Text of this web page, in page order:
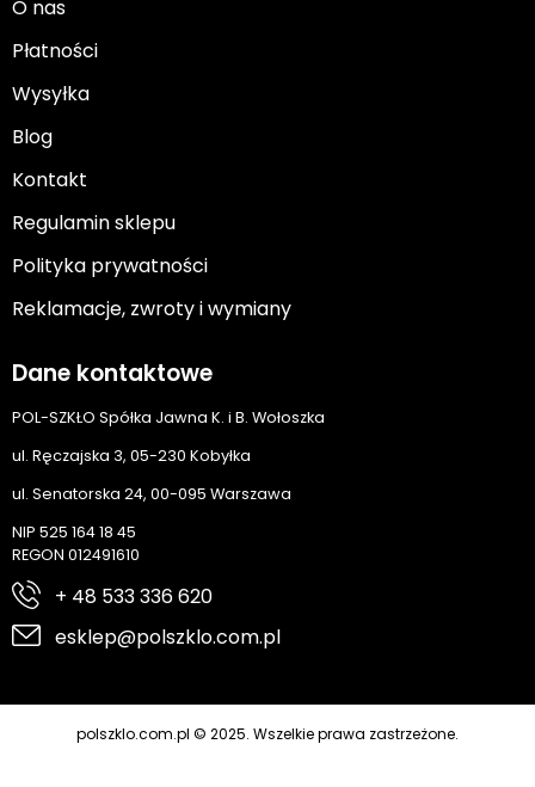
O nas
Płatności
Wysyłka
Blog
Kontakt
Regulamin sklepu
Polityka prywatności
Reklamacje, zwroty i wymiany
Dane kontaktowe
POL-SZKŁO Spółka Jawna K. i B. Wołoszka
ul. Ręczajska 3, 05-230 Kobyłka
ul. Senatorska 24, 00-095 Warszawa
NIP 525 164 18 45
REGON 012491610
+ 48 533 336 620
esklep@polszklo.com.pl
polszklo.com.pl © 2025. Wszelkie prawa zastrzeżone.